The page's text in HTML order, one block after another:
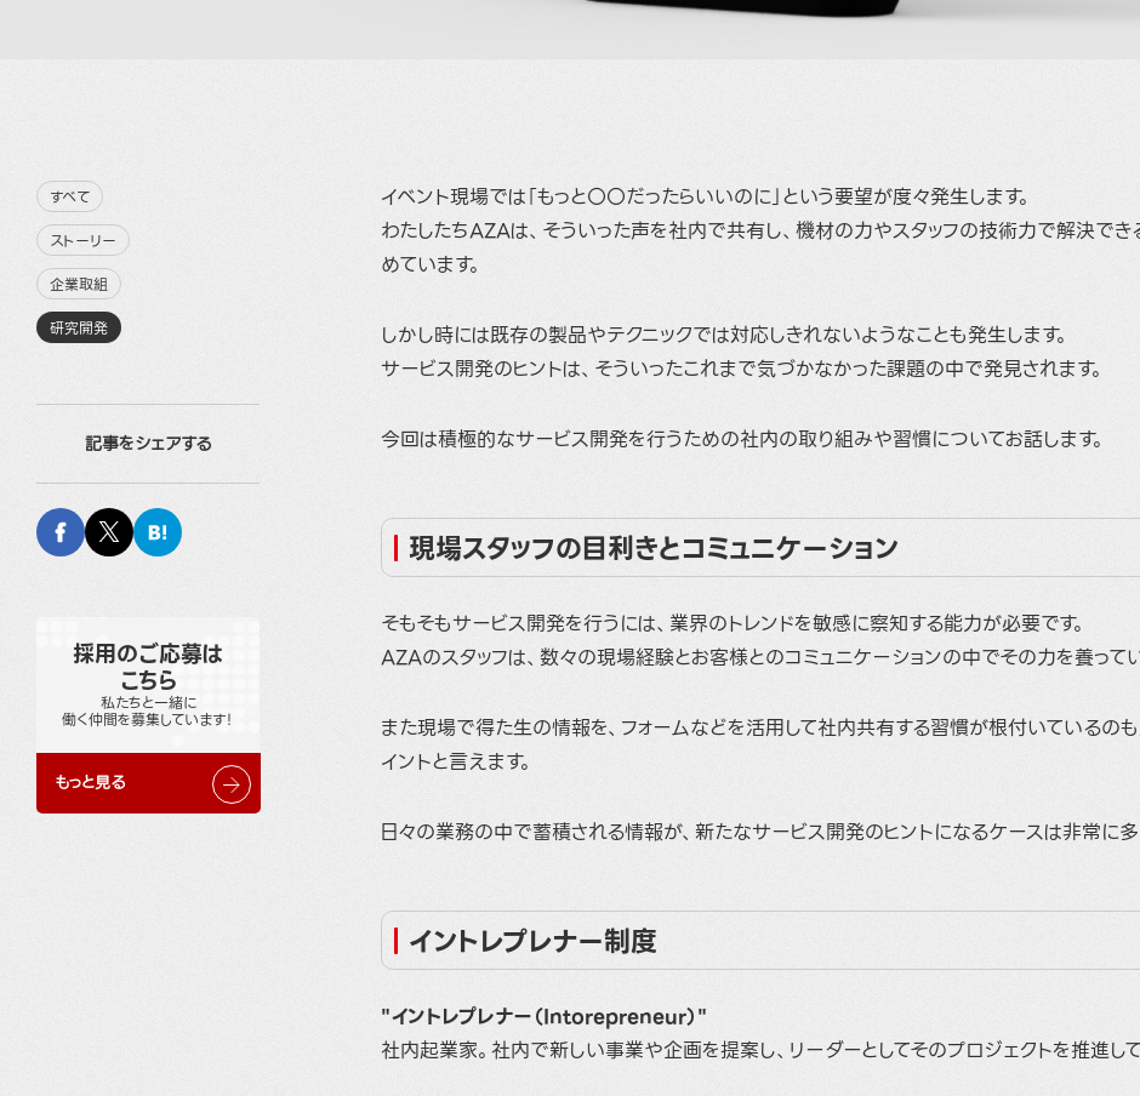
すべて
ストーリー
企業取組
研究開発
記事をシェアする
採用のご応募は
こちら
私たちと一緒に
働く仲間を募集しています！
もっと見る
イベント現場では「もっと〇〇だったらいいのに」という要望が度々発生します。
わたしたちAZAは、そういった声を社内で共有し、機材の力やスタッフの技術力で解決でき
めています。
しかし時には既存の製品やテクニックでは対応しきれないようなことも発生します。
サービス開発のヒントは、そういったこれまで気づかなかった課題の中で発見されます。
今回は積極的なサービス開発を行うための社内の取り組みや習慣についてお話します。
現場スタッフの目利きとコミュニケーション
そもそもサービス開発を行うには、業界のトレンドを敏感に察知する能力が必要です。
AZAのスタッフは、数々の現場経験とお客様とのコミュニケーションの中でその力を養ってい
また現場で得た生の情報を、フォームなどを活用して社内共有する習慣が根付いているの
イントと言えます。
日々の業務の中で蓄積される情報が、新たなサービス開発のヒントになるケースは非常に多
イントレプレナー制度
"イントレプレナー（Intorepreneur）"
社内起業家。社内で新しい事業や企画を提案し、リーダーとしてそのプロジェクトを推進して